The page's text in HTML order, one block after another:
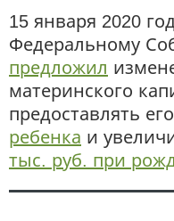
15 января 2020
Федеральному
предложил
материнского
предоставлять его
ребенка и
тыс. руб. при